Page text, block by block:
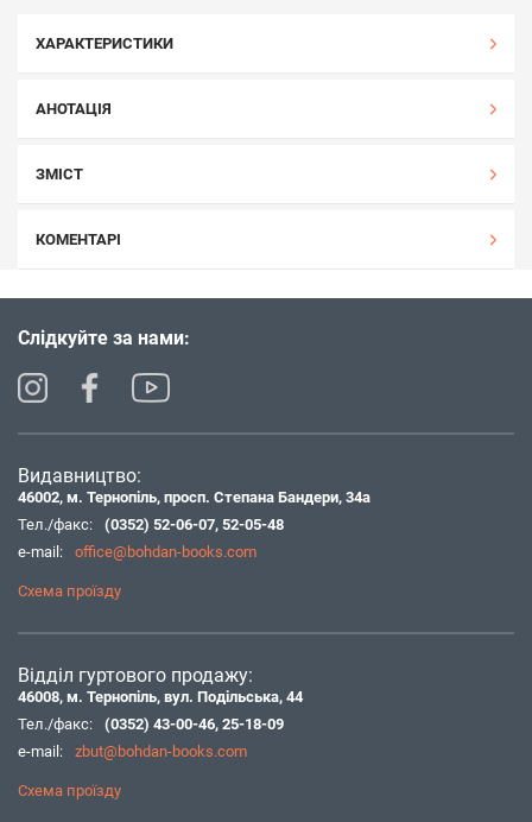
ХАРАКТЕРИСТИКИ
АНОТАЦІЯ
ЗМІСТ
КОМЕНТАРІ
Слідкуйте за нами:
Видавництво:
46002, м. Тернопіль, просп. Степана Бандери, 34а
Тел./факс:
(0352) 52-06-07, 52-05-48
e-mail:
office@bohdan-books.com
Схема проїзду
Відділ гуртового продажу:
46008, м. Тернопіль, вул. Подільська, 44
Тел./факс:
(0352) 43-00-46, 25-18-09
e-mail:
zbut@bohdan-books.com
Схема проїзду